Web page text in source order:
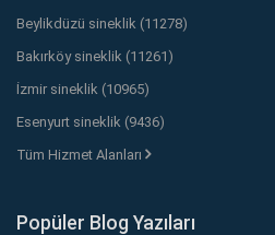
Beylikdüzü sineklik (11278)
Bakırköy sineklik (11261)
İzmir sineklik (10965)
Esenyurt sineklik (9436)
Tüm Hizmet Alanları
Popüler Blog Yazıları